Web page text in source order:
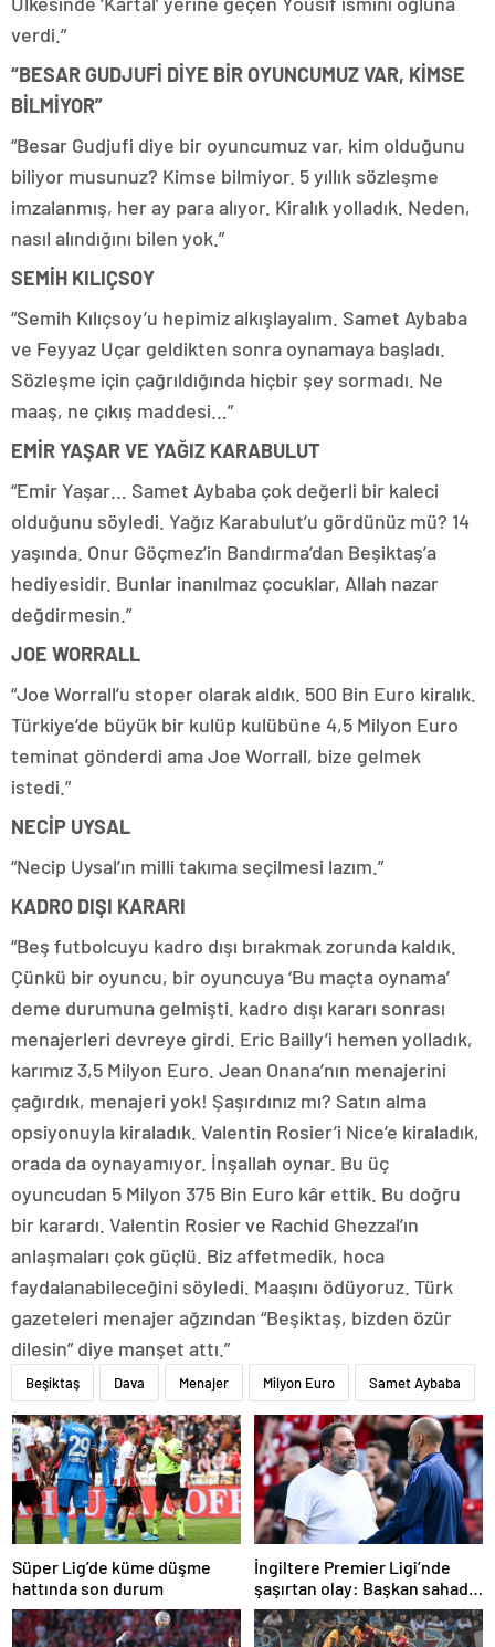
verdi.”
“BESAR GUDJUFİ DİYE BİR OYUNCUMUZ VAR, KİMSE
BİLMİYOR”
“Besar Gudjufi diye bir oyuncumuz var, kim olduğunu
biliyor musunuz? Kimse bilmiyor. 5 yıllık sözleşme
imzalanmış, her ay para alıyor. Kiralık yolladık. Neden,
nasıl alındığını bilen yok.”
SEMİH KILIÇSOY
“Semih Kılıçsoy’u hepimiz alkışlayalım. Samet Aybaba
ve Feyyaz Uçar geldikten sonra oynamaya başladı.
Sözleşme için çağrıldığında hiçbir şey sormadı. Ne
maaş, ne çıkış maddesi…”
EMİR YAŞAR VE YAĞIZ KARABULUT
“Emir Yaşar… Samet Aybaba çok değerli bir kaleci
olduğunu söyledi. Yağız Karabulut’u gördünüz mü? 14
yaşında. Onur Göçmez’in Bandırma’dan Beşiktaş’a
hediyesidir. Bunlar inanılmaz çocuklar, Allah nazar
değdirmesin.”
JOE WORRALL
“Joe Worrall’u stoper olarak aldık. 500 Bin Euro kiralık.
Türkiye’de büyük bir kulüp kulübüne 4,5 Milyon Euro
teminat gönderdi ama Joe Worrall, bize gelmek
istedi.”
NECİP UYSAL
“Necip Uysal’ın milli takıma seçilmesi lazım.”
KADRO DIŞI KARARI
“Beş futbolcuyu kadro dışı bırakmak zorunda kaldık.
Çünkü bir oyuncu, bir oyuncuya ‘Bu maçta oynama’
deme durumuna gelmişti. kadro dışı kararı sonrası
menajerleri devreye girdi. Eric Bailly’i hemen yolladık,
karımız 3,5 Milyon Euro. Jean Onana’nın menajerini
çağırdık, menajeri yok! Şaşırdınız mı? Satın alma
opsiyonuyla kiraladık. Valentin Rosier’i Nice’e kiraladık,
orada da oynayamıyor. İnşallah oynar. Bu üç
oyuncudan 5 Milyon 375 Bin Euro kâr ettik. Bu doğru
bir karardı. Valentin Rosier ve Rachid Ghezzal’ın
anlaşmaları çok güçlü. Biz affetmedik, hoca
faydalanabileceğini söyledi. Maaşını ödüyoruz. Türk
gazeteleri menajer ağzından “Beşiktaş, bizden özür
dilesin” diye manşet attı.”
Beşiktaş Dava Menajer Milyon Euro Samet Aybaba
Süper Lig’de küme düşme
hattında son durum
İngiltere Premier Ligi’nde
şaşırtan olay: Başkan sahada
teknik direktörle tartıştı